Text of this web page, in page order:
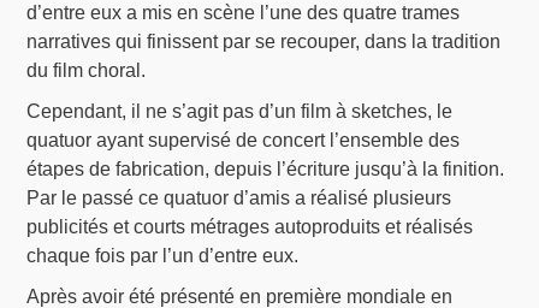
d’entre eux a mis en scène l’une des quatre trames
narratives qui finissent par se recouper, dans la tradition
du film choral.
Cependant, il ne s’agit pas d’un film à sketches, le
quatuor ayant supervisé de concert l’ensemble des
étapes de fabrication, depuis l’écriture jusqu’à la finition.
Par le passé ce quatuor d’amis a réalisé plusieurs
publicités et courts métrages autoproduits et réalisés
chaque fois par l’un d’entre eux.
Après avoir été présenté en première mondiale en